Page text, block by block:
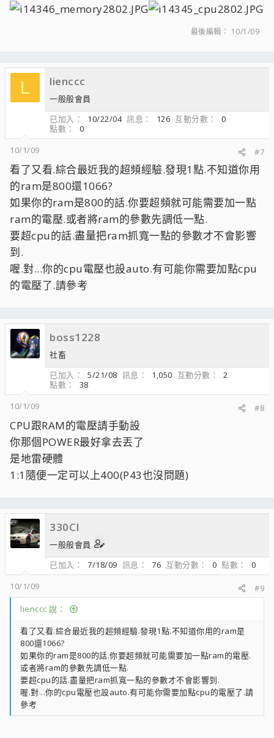
最後編輯： 10/1/09
L lienccc
一般般會員
已加入
10/22/04 訊息 126 互動分數
0
點數
0
10/1/09
#7
看了又看.綜合最近我的超頻經驗.發現1點.不知道你用
的ram是800還1066?
如果你的ram是800的話.你要超頻就可能需要加一點
ram的電壓.或者將ram的參數先調低一點.
要超cpu的話.盡量把ram抓寬一點的參數才不會影響
到.
喔.對...你的cpu電壓也設auto.有可能你需要加點cpu
的電壓了.請參考
boss1228
社畜
已加入
5/21/08 訊息 1,050 互動分數
2
點數
38
10/1/09
#8
CPU跟RAM的電壓請手動設
你那個POWER最好拿去丟了
是地雷硬體
1:1隨便一定可以上400(P43也沒問題)
330CI
一般般會員
已加入
7/18/09 訊息 76 互動分數 0 點數
0
10/1/09
#9
lienccc 說：
看了又看.綜合最近我的超頻經驗.發現1點.不知道你用的ram是
800還1066?
如果你的ram是800的話.你要超頻就可能需要加一點ram的電壓.
或者將ram的參數先調低一點.
要超cpu的話.盡量把ram抓寬一點的參數才不會影響到.
喔.對...你的cpu電壓也設auto.有可能你需要加點cpu的電壓了.請
參考